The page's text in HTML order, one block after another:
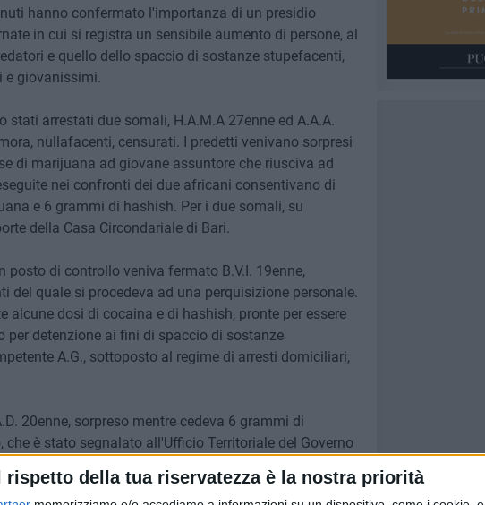
rispetto della tua riservatezza è la nostra priorità
hanno confermato l'importanza di un presidio
in cui si registra un sensibile aumento di persone, al
e quello dello spaccio di sostanze stupefacenti,
e giovanissimi.
arrestati due somali, H.A.M.A 27enne ed A.A.A.
nullafacenti, censurati. I predetti venivano sorpresi
di marijuana ad giovane assuntore che riusciva ad
nei confronti dei due africani consentivano di
e 6 grammi di hashish. Per i due somali, su
della Casa Circondariale di Bari.
posto di controllo veniva fermato B.V.I. 19enne,
del quale si procedeva ad una perquisizione personale.
alcune dosi di cocaina e di hashish, pronte per essere
per detenzione ai fini di spaccio di sostanze
A.G., sottoposto al regime di arresti domiciliari,
20enne, sorpreso mentre cedeva 6 grammi di
è stato segnalato all'Ufficio Territoriale del Governo
M.A.D., sottoposto a perquisizione, veniva
medesima sostanza suddivisa in dosi e della somma